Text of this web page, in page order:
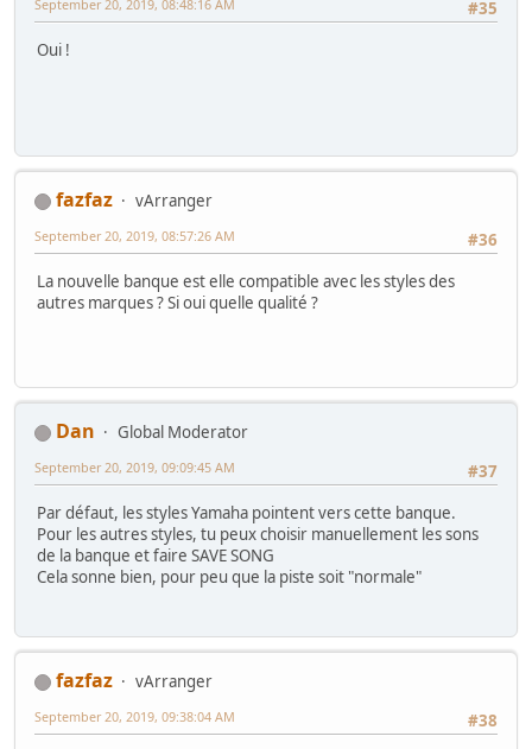
#35
September 20, 2019, 08:48:16 AM
Oui !
fazfaz
vArranger
#36
September 20, 2019, 08:57:26 AM
La nouvelle banque est elle compatible avec les styles des
autres marques ? Si oui quelle qualité ?
Dan
Global Moderator
#37
September 20, 2019, 09:09:45 AM
Par défaut, les styles Yamaha pointent vers cette banque.
Pour les autres styles, tu peux choisir manuellement les sons
de la banque et faire SAVE SONG
Cela sonne bien, pour peu que la piste soit "normale"
fazfaz
vArranger
#38
September 20, 2019, 09:38:04 AM